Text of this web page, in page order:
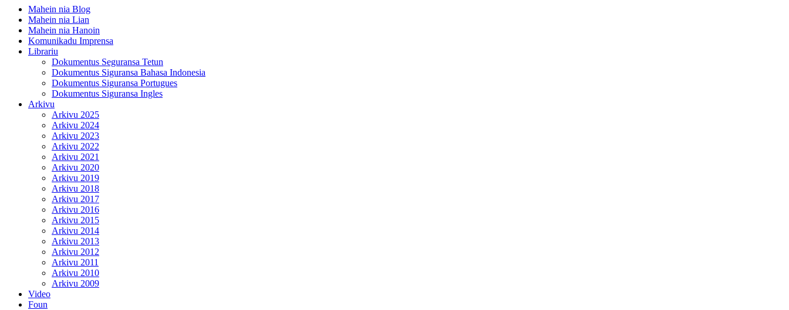
Mahein nia Blog
Mahein nia Lian
Mahein nia Hanoin
Komunikadu Imprensa
Librariu
Dokumentus Seguransa Tetun
Dokumentus Siguransa Bahasa Indonesia
Dokumentus Siguransa Portugues
Dokumentus Siguransa Ingles
Arkivu
Arkivu 2025
Arkivu 2024
Arkivu 2023
Arkivu 2022
Arkivu 2021
Arkivu 2020
Arkivu 2019
Arkivu 2018
Arkivu 2017
Arkivu 2016
Arkivu 2015
Arkivu 2014
Arkivu 2013
Arkivu 2012
Arkivu 2011
Arkivu 2010
Arkivu 2009
Video
Foun